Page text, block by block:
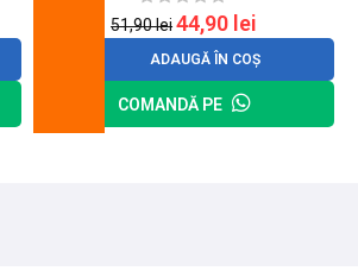
51,90lei44,90 lei
ADAUGĂ ÎN COȘ
COMANDĂ PE